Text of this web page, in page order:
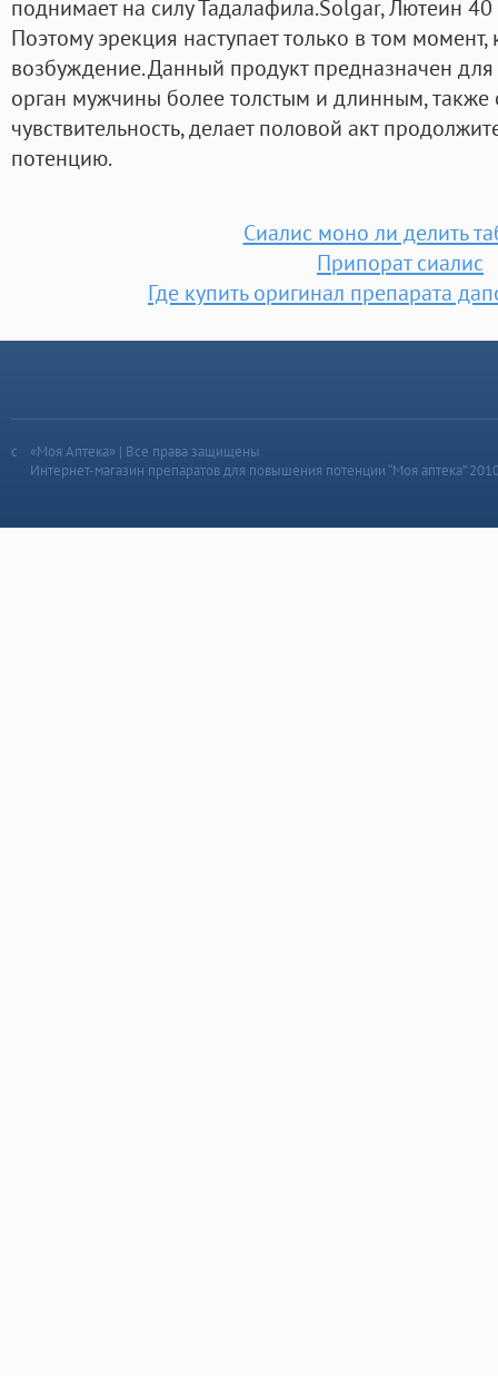
поднимает на силу Тадалафила.Solgar, Лютеин 40
Поэтому эрекция наступает только в том
возбуждение. Данный продукт предназначен
орган мужчины более толстым и длинным, также
чувствительность, делает половой акт
потенцию.
Сиалис моно ли делить
Припорат сиалис
Где купить оригинал препарата
«Моя Аптека» | Все права защищены
Интернет-магазин препаратов для повышения потенции “Моя аптека”